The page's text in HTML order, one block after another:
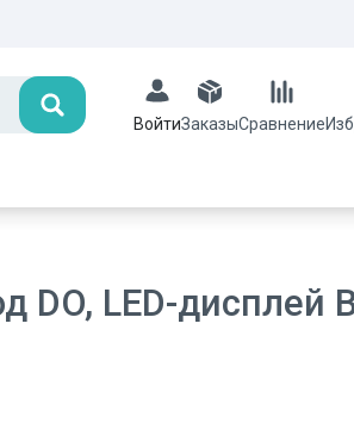
Поиск
ВойтиЗаказыСравнение
DO, LED-дисплей